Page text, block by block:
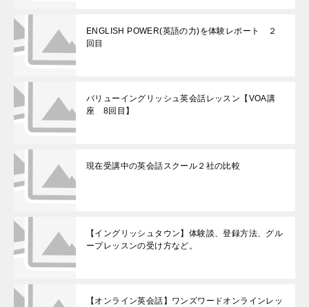
ENGLISH POWER(英語の力)を体験レポート ２
回目
バリューイングリッシュ英会話レッスン【VOA講
座 8回目】
現在受講中の英会話スクール２社の比較
【イングリッシュタウン】体験談、登録方法、グル
ープレッスンの受け方など。
【オンライン英会話】ワンズワードオンラインレッ